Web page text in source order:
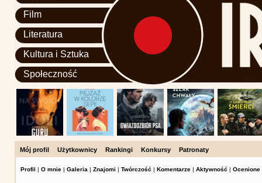
Film
Literatura
Kultura i Sztuka
Społeczność
Mój profil Użytkownicy Rankingi Konkursy Patronaty
Profil | O mnie | Galeria | Znajomi | Twórczość | Komentarze | Aktywność | Ocenione